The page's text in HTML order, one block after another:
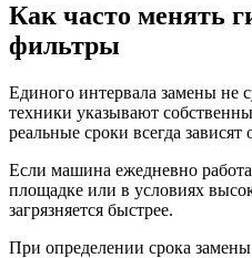
Как часто менять
фильтры
Единого интервала замены не
техники указывают
реальные сроки всегда
Если машина ежедневно
площадке или в условиях
загрязняется быстрее.
При определении срока